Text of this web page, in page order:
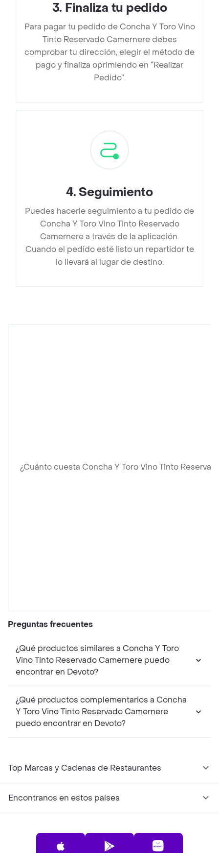
3. Finaliza tu pedido
Para pagar tu pedido de Concha Y Toro Vino
Tinto Reservado Camernere debes
comprobar tu dirección, elegir el método de
pago y finaliza oprimiendo en “Realizar
Pedido”.
4. Seguimiento
Puedes hacerle seguimiento a tu pedido de
Concha Y Toro Vino Tinto Reservado
Camernere a través de la aplicación.
Cuando el pedido esté listo un repartidor te
lo llevará al lugar de destino.
¿Cuánto cuesta Concha Y Toro Vino Tinto
Preguntas frecuentes
¿Qué productos similares a Concha Y Toro
Vino Tinto Reservado Camernere puedo
encontrar en Devoto?
¿Qué productos complementarios a Concha
Y Toro Vino Tinto Reservado Camernere
puedo encontrar en Devoto?
Top Marcas y Cadenas de Restaurantes
Encontranos en estos países